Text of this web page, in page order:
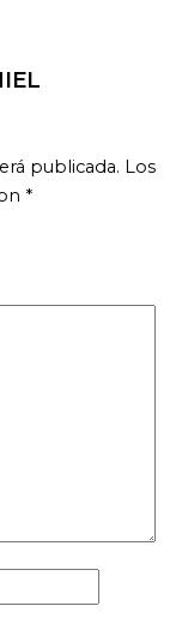
publicada. Los
*